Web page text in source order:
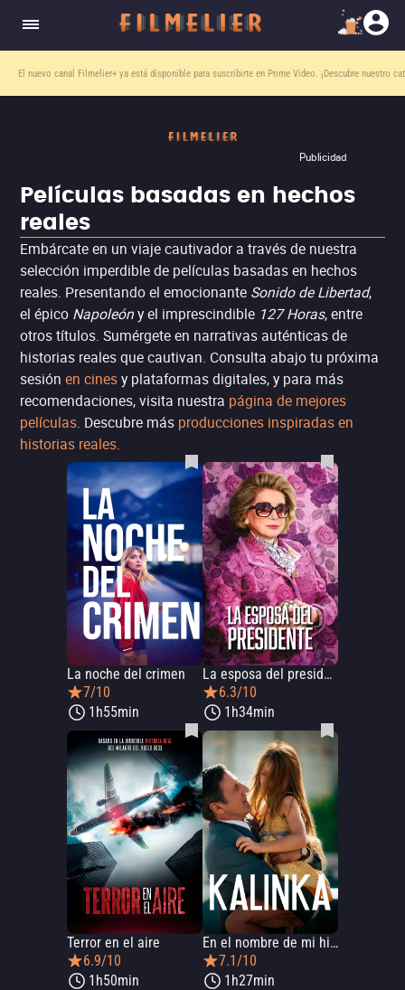
El nuevo canal Filmelier+ ya está disponible para suscribirte en Prime Video. ¡Descubre nuestro
Publicidad
Películas basadas en hechos
reales
Embárcate en un viaje cautivador a través de nuestra
selección imperdible de películas basadas en hechos
reales. Presentando el emocionante Sonido de Libertad,
el épico Napoleóny el imprescindible 127 Horas, entre
otros títulos. Sumérgete en narrativas auténticas de
historias reales que cautivan. Consulta abajo tu próxima
sesión en cinesy plataformas digitales, y para más
recomendaciones, visita nuestra página de mejores
películas. Descubre más producciones inspiradas en
historias reales.
La noche del crimen
7/10
1h55min
La esposa del presidente
6.3/10
1h34min
Terror en el aire
6.9/10
1h50min
En el nombre de mi hija
7.1/10
1h27min